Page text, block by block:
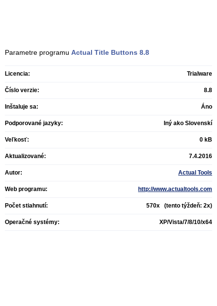
Parametre programu Actual Title Buttons 8.8
Licencia: Trialware
Číslo verzie: 8.8
Inštaluje sa: Áno
Podporované jazyky: Iný ako Slovenskí
Veľkosť: 0 kB
Aktualizované: 7.4.2016
Autor: Actual Tools
Web programu: http://www.actualtools.com
Počet stiahnutí: 570x (tento týždeň: 2x)
Operačné systémy: XP/Vista/7/8/10/x64